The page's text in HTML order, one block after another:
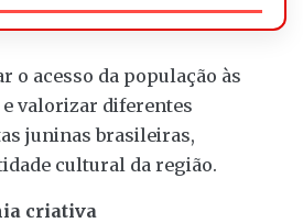
o acesso da população às
valorizar diferentes
juninas brasileiras,
cultural da região.
criativa